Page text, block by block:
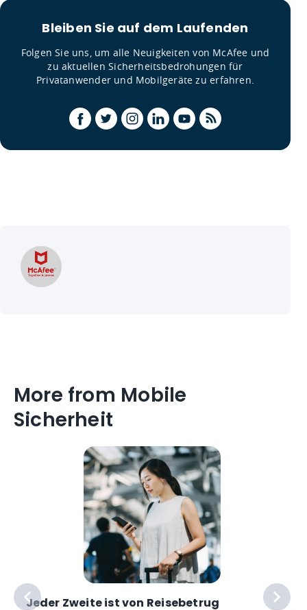
Bleiben Sie auf dem Laufenden
Folgen Sie uns, um alle Neuigkeiten von McAfee und
zu aktuellen Sicherheitsbedrohungen für
Privatanwender und Mobilgeräte zu erfahren.
More from Mobile
Sicherheit
Jeder Zweite ist von Reisebetrug